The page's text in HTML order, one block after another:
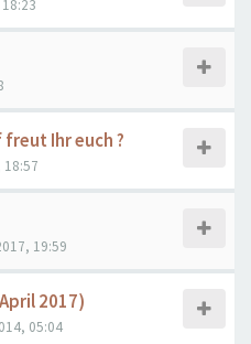
freut Ihr euch ?
18:57
19:59
2017)
05:04